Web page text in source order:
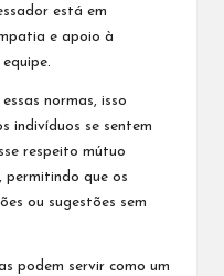
está em
e apoio à
normas, isso
indivíduos se sentem
respeito mútuo
permitindo que os
ou sugestões sem
podem servir como um